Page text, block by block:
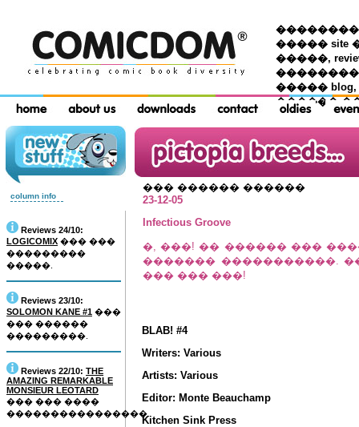
���������
����� site
�����,
����� blog,
������
column info
Reviews 24/10:
LOGICOMIX ��� ���
���������
�����.
Reviews 23/10:
SOLOMON KANE #1 ���
��� ������
���������.
Reviews 22/10: THE
AMAZING REMARKABLE
MONSIEUR LEOTARD
��� ��� ����
����������������.
��� ������ ������
23-12-05
Infectious Groove
�, ���! �� ������ ���
������� �����������.
��� ��� ���!
BLAB! #4
Writers: Various
Artists: Various
Editor: Monte Beauchamp
Kitchen Sink Press